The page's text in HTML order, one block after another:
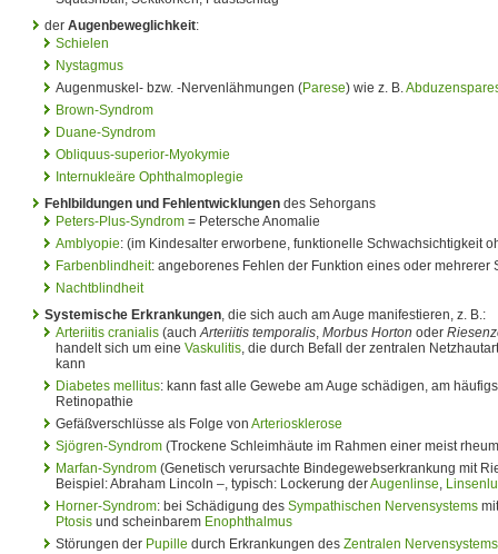
der Augenbeweglichkeit:
Schielen
Nystagmus
Augenmuskel- bzw. -Nervenlähmungen (Parese) wie z. B.
Brown-Syndrom
Duane-Syndrom
Obliquus-superior-Myokymie
Internukleäre Ophthalmoplegie
Fehlbildungen und Fehlentwicklungen des Sehorgans
Peters-Plus-Syndrom = Petersche Anomalie
Amblyopie: (im Kindesalter erworbene, funktionelle Schwachsichtigkeit
Farbenblindheit: angeborenes Fehlen der Funktion eines oder mehrerer
Nachtblindheit
Systemische Erkrankungen, die sich auch am Auge manifestieren, z. B.:
Arteriitis cranialis (auchArteriitis temporalis, Morbus Horton oder
handelt sich um eine Vaskulitis, die durch Befall der zentralen
kann
Diabetes mellitus: kann fast alle Gewebe am Auge schädigen, am
Retinopathie
Gefäßverschlüsse als Folge von Arteriosklerose
Sjögren-Syndrom (Trockene Schleimhäute im Rahmen einer meist
Marfan-Syndrom (Genetisch verursachte Bindegewebserkrankung mit
Beispiel: Abraham Lincoln –, typisch: Lockerung derAugenlinse,
Horner-Syndrom: bei Schädigung des Sympathischen Nervensystems
Ptosis und scheinbarem Enophthalmus
Störungen der Pupille durch Erkrankungen des Zentralen Nervensystems